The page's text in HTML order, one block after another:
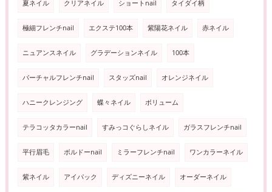
夏ネイル クリアネイル ショートnail タイダイ柄
極細フレンチnail エクステ100本 紫陽花ネイル 赤ネイル
ニュアンスネイル グラデーションネイル 100本
バーチャルフレンチnail スタッズnail オレンジネイル
ハニークレンジング 蝶々ネイル ボリューム
テラコッタカラーnail すみっコぐらしネイル ガラスフレンチnail
平行眉毛 ボルドーnail ミラーフレンチnail ワンカラーネイル
紫ネイル アイパック ディズニーネイル オーダーネイル